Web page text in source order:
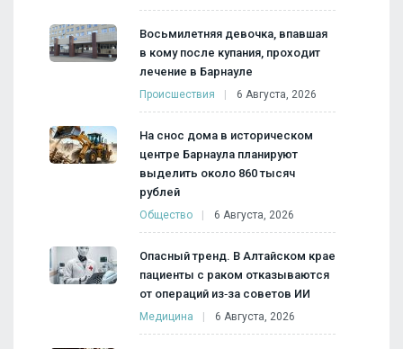
Восьмилетняя девочка, впавшая
в кому после купания, проходит
лечение в Барнауле
Происшествия 6 Августа, 2026
На снос дома в историческом
центре Барнаула планируют
выделить около 860 тысяч
рублей
Общество 6 Августа, 2026
Опасный тренд. В Алтайском крае
пациенты с раком отказываются
от операций из‑за советов ИИ
Медицина 6 Августа, 2026